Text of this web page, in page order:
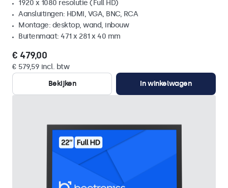
1920 x 1080 resolutie (Full HD)
Aansluitingen: HDMI, VGA, BNC, RCA
Montage: desktop, wand, inbouw
Buitenmaat: 471 x 281 x 40 mm
€ 479,00
€ 579,59 incl. btw
Bekijken
In winkelwagen